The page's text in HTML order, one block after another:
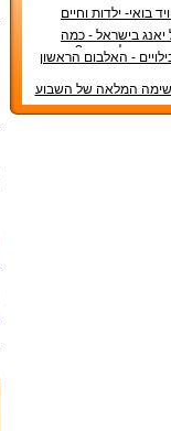
בואי- ילדות וחיים
יאנג בישראל - כמה
כרטיס להופעה?
- האלבום הראשון
המלאה של השבוע